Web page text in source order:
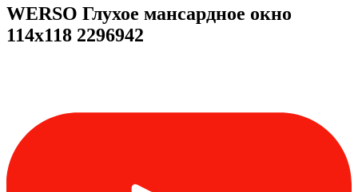
WERSO Глухое мансардное окно
114x118 2296942